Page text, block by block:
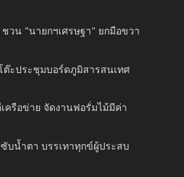
วน "นายกฯเศรษฐา" ยกมือขวา
ต๊ะประชุมบอร์ดภูมิสารสนเทศ
ครือข่าย จัดงานฟอรั่มไม้มีค่า
บน้ำตา บรรเทาทุกข์ผู้ประสบ